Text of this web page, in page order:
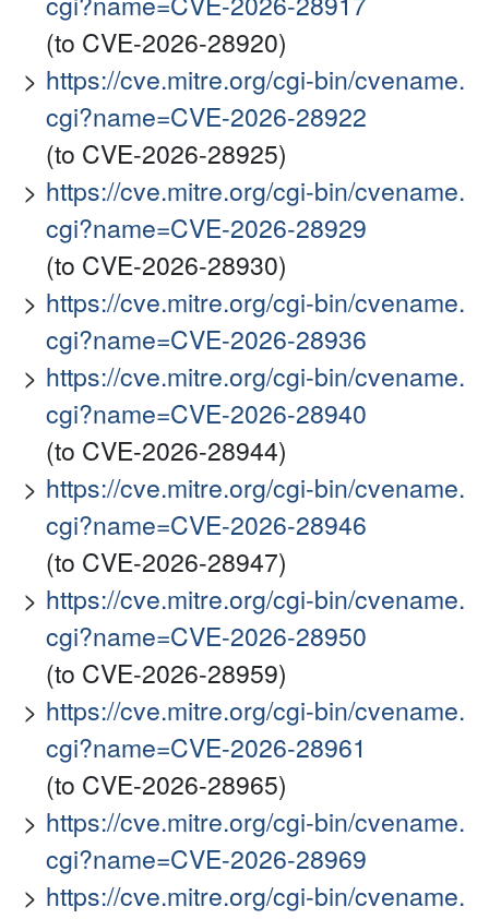
(to CVE-2026-28920)
https://cve.mitre.org/cgi-bin/cvename.
cgi?name=CVE-2026-28922
(to CVE-2026-28925)
https://cve.mitre.org/cgi-bin/cvename.
cgi?name=CVE-2026-28929
(to CVE-2026-28930)
https://cve.mitre.org/cgi-bin/cvename.
cgi?name=CVE-2026-28936
https://cve.mitre.org/cgi-bin/cvename.
cgi?name=CVE-2026-28940
(to CVE-2026-28944)
https://cve.mitre.org/cgi-bin/cvename.
cgi?name=CVE-2026-28946
(to CVE-2026-28947)
https://cve.mitre.org/cgi-bin/cvename.
cgi?name=CVE-2026-28950
(to CVE-2026-28959)
https://cve.mitre.org/cgi-bin/cvename.
cgi?name=CVE-2026-28961
(to CVE-2026-28965)
https://cve.mitre.org/cgi-bin/cvename.
cgi?name=CVE-2026-28969
https://cve.mitre.org/cgi-bin/cvename.